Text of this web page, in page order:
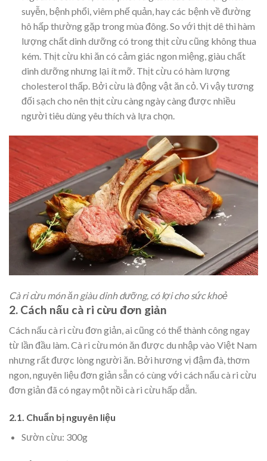
suyễn, bệnh phổi, viêm phế quản, hay các bệnh về đường
hô hấp thường gặp trong mùa đông. So với thịt dê thì hàm
lượng chất dinh dưỡng có trong thịt cừu cũng không thua
kém. Thịt cừu khi ăn có cảm giác ngon miệng, giàu chất
dinh dưỡng nhưng lại ít mỡ. Thịt cừu có hàm lượng
cholesterol thấp. Bởi cừu là động vật ăn cỏ. Vì vậy tương
đối sạch cho nên thịt cừu càng ngày càng được nhiều
người tiêu dùng yêu thích và lựa chọn.
Cà ri cừu món ăn giàu dinh dưỡng, có lợi cho sức khoẻ
2. Cách nấu cà ri cừu đơn giản
Cách nấu cà ri cừu đơn giản, ai cũng có thể thành công ngay
từ lần đầu làm. Cà ri cừu món ăn được du nhập vào Việt Nam
nhưng rất được lòng người ăn. Bởi hương vị đậm đà, thơm
ngon, nguyên liệu đơn giản sẵn có cùng với cách nấu cà ri cừu
đơn giản đã có ngay một nồi cà ri cừu hấp dẫn.
2.1. Chuẩn bị nguyên liệu
Sườn cừu: 300g